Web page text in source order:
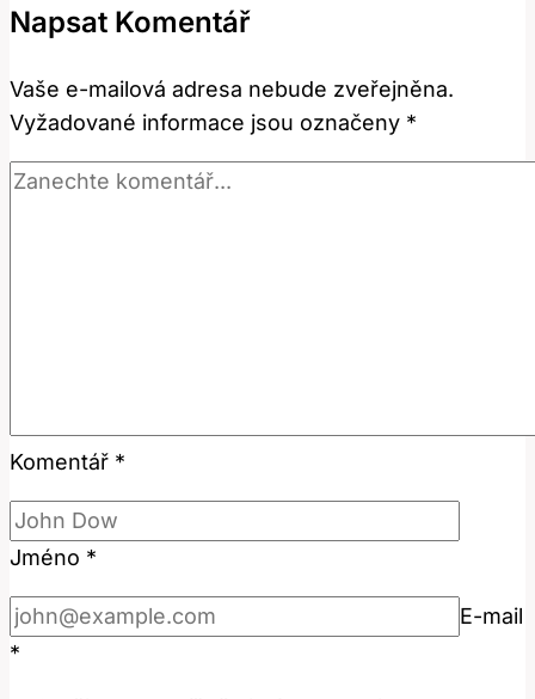
Znamená
Fantasy
Žánru?
Napsat Komentář
Vaše e-mailová adresa nebude zveřejněna.
Vyžadované informace jsou označeny *
Komentář *
Jméno *
E-mail
*